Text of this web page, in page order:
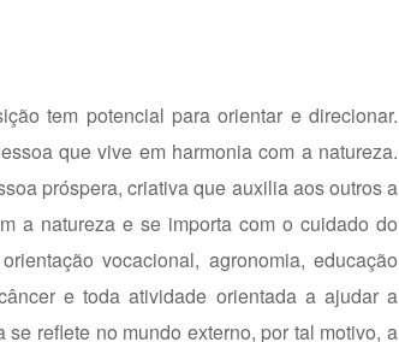
tem potencial para orientar e direcionar.
que vive em harmonia com a natureza.
próspera, criativa que auxilia aos outros a
a natureza e se importa com o cuidado do
vocacional, agronomia, educação
e toda atividade orientada a ajudar a
reflete no mundo externo, por tal motivo, a